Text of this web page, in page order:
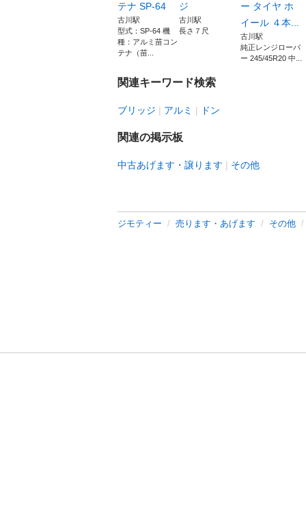
テナ SP-64
古川駅
型式：SP-64 機
種：アルミ苗コン
テナ（苗...
ジ
古川駅
長さ７尺
ー タイヤ ホ
イール ４本...
古川駅
純正レンジローバ
ー 245/45R20 中...
関連キーワード検索
ブリッジ アルミ ドン
関連の掲示板
中古あげます・譲ります その他
ジモティー 売ります・あげます その他